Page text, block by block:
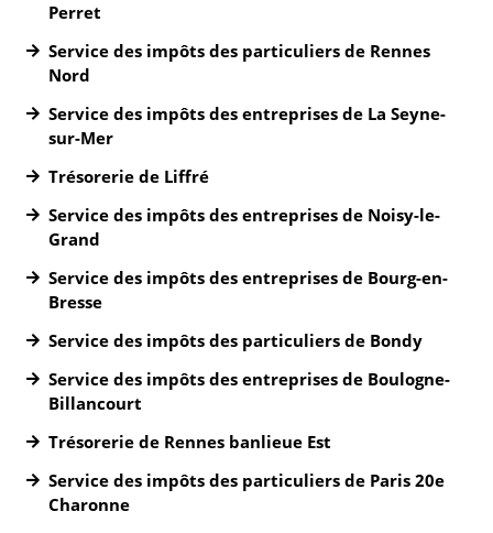
Perret
Service des impôts des particuliers de Rennes
Nord
Service des impôts des entreprises de La Seyne-
sur-Mer
Trésorerie de Liffré
Service des impôts des entreprises de Noisy-le-
Grand
Service des impôts des entreprises de Bourg-en-
Bresse
Service des impôts des particuliers de Bondy
Service des impôts des entreprises de Boulogne-
Billancourt
Trésorerie de Rennes banlieue Est
Service des impôts des particuliers de Paris 20e
Charonne